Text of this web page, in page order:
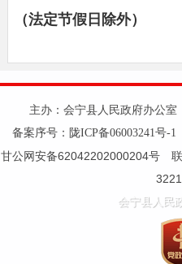
（法定节假日除外）
主办：会宁县人民政府办公
备案序号： 陇ICP备06003241号-1
甘公网安备62042202000204号
会宁县人民